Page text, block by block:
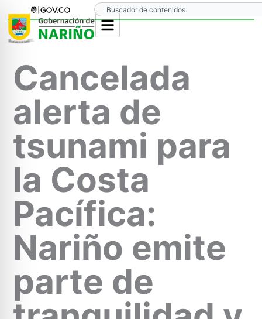
contenido
Search
Cancelada
alerta de
tsunami para
la Costa
Pacífica:
Nariño emite
parte de